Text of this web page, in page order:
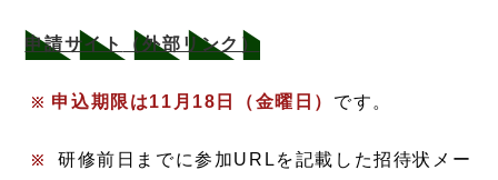
申請サイト （外部リンク）
申込期限は11月18日（金曜日） です。
研修前日までに参加URLを記載した招待状メー